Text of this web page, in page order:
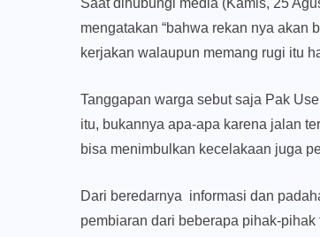
Saat dihubungi media (Kamis, 25
mengatakan “bahwa rekan nya akan
kerjakan walaupun memang rugi itu
Tanggapan warga sebut saja Pak
itu, bukannya apa-apa karena jalan
bisa menimbulkan kecelakaan juga
Dari beredarnya informasi dan
pembiaran dari beberapa pihak-